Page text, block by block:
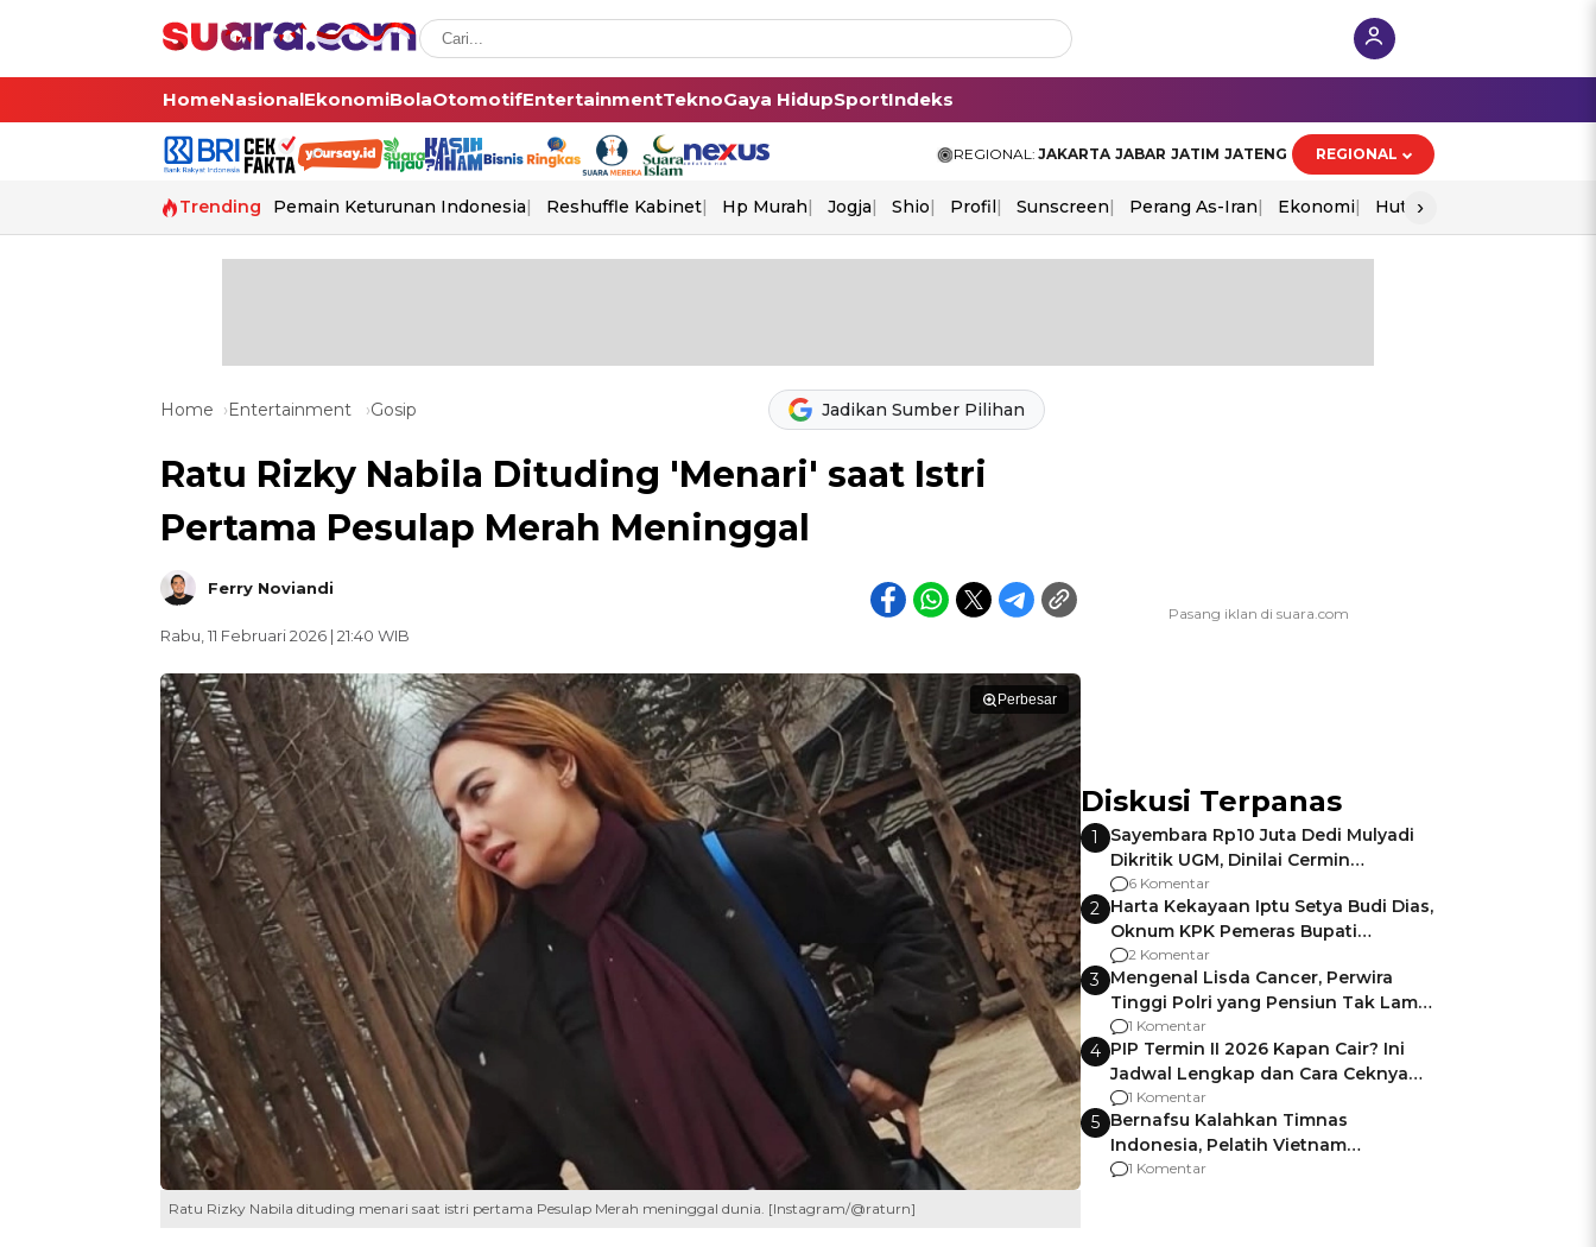
HomeNasionalEkonomiBolaOtomotifEntertainmentTeknoGaya HidupSportIndeks
REGIONAL: JAKARTA JABAR JATIM JATENG REGIONAL
Trending Pemain Keturunan Indonesia Reshuffle Kabinet Hp Murah Jogja Shio Profil Sunscreen Perang As-Iran Ekonomi Hut Ri
›
Home Entertainment Gosip Jadikan Sumber Pilihan
Ratu Rizky Nabila Dituding 'Menari' saat Istri
Pertama Pesulap Merah Meninggal
Ferry Noviandi
Rabu, 11 Februari 2026 | 21:40 WIB
Perbesar
Ratu Rizky Nabila dituding menari saat istri pertama Pesulap Merah meninggal dunia. [Instagram/@raturn]
Diskusi Terpanas
1
Sayembara Rp10 Juta Dedi Mulyadi
Dikritik UGM, Dinilai Cermin
Gagalnya Negara Jamin Keamanan
6 Komentar
2 Harta Kekayaan Iptu Setya Budi Dias,
Oknum KPK Pemeras Bupati
Pemalang
2 Komentar
3 Mengenal Lisda Cancer, Perwira
Tinggi Polri yang Pensiun Tak Lama
Usai Jadi Brigjen
1 Komentar
4 PIP Termin II 2026 Kapan Cair? Ini
Jadwal Lengkap dan Cara Ceknya
agar Dana Tidak Hangus!
1 Komentar
5 Bernafsu Kalahkan Timnas
Indonesia, Pelatih Vietnam
Berencana Pakai Jimat di Pakansari
1 Komentar